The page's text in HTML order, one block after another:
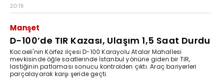
20:19
Manşet
D-100’de TIR Kazası, Ulaşım 1,5 Saat Durdu
Kocaeli'nin Körfez ilçesi D-100 Karayolu Atalar Mahallesi
mevkisinde öğle saatlerinde İstanbul yönüne giden bir TIR,
lastiğinin patlaması sonucu kontrolden çıktı. Araç bariyerleri
parçalayarak karşı şeride geçti.